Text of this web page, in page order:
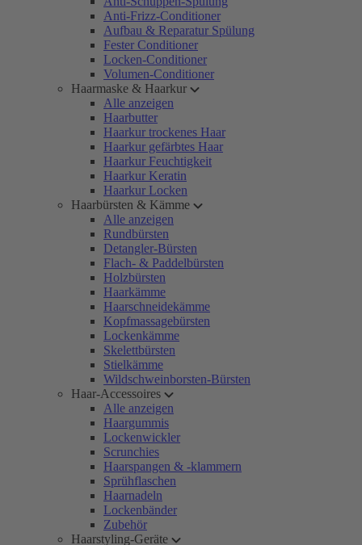
Anti-Frizz-Conditioner
Aufbau & Reparatur Spülung
Fester Conditioner
Locken-Conditioner
Volumen-Conditioner
Haarmaske & Haarkur
Alle anzeigen
Haarbutter
Haarkur trockenes Haar
Haarkur gefärbtes Haar
Haarkur Feuchtigkeit
Haarkur Keratin
Haarkur Locken
Haarbürsten & Kämme
Alle anzeigen
Rundbürsten
Detangler-Bürsten
Flach- & Paddelbürsten
Holzbürsten
Haarkämme
Haarschneidekämme
Kopfmassagebürsten
Lockenkämme
Skelettbürsten
Stielkämme
Wildschweinborsten-Bürsten
Haar-Accessoires
Alle anzeigen
Haargummis
Lockenwickler
Scrunchies
Haarspangen & -klammern
Sprühflaschen
Haarnadeln
Lockenbänder
Zubehör
Haarstyling-Geräte